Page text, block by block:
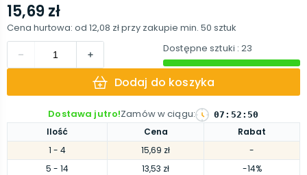
Ilość Cena
Rabat
1 - 4 15,69 zł
-
5 - 14 13,53 zł
-14%
15,69 zł
Cena hurtowa: od 12,08 złprzy zakupie min. 50 sztuk
Dostępne sztuki : 23
Dodaj do koszyka
Dostawa jutro!Zamów w ciągu: 07 : 52 : 49